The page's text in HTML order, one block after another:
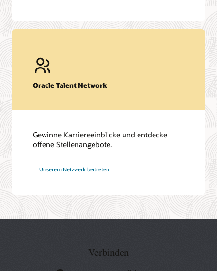
Oracle Talent Network
Gewinne Karriereeinblicke und entdecke
offene Stellenangebote.
Unserem Netzwerk
Oracle
beitreten
Verbinden